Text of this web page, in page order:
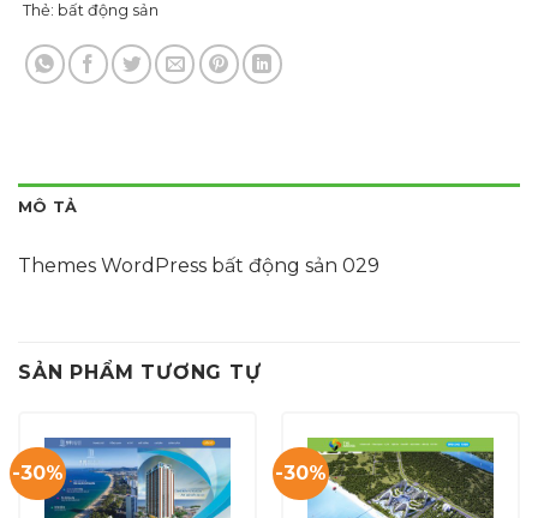
Thẻ: bất động sản
MÔ TẢ
Themes WordPress bất động sản 029
SẢN PHẨM TƯƠNG TỰ
-30% -30%